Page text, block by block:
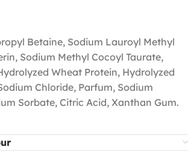
Betaine, Sodium Lauroyl Methyl
Sodium Methyl Cocoyl Taurate,
Wheat Protein, Hydrolyzed
Chloride, Parfum, Sodium
Sorbate, Citric Acid, Xanthan Gum.